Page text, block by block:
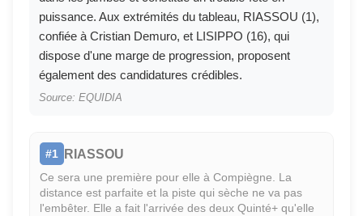
puissance. Aux extrémités du tableau, RIASSOU (1),
confiée à Cristian Demuro, et LISIPPO (16), qui
dispose d'une marge de progression, proposent
également des candidatures crédibles.
Source: EQUIDIA
#1 RIASSOU
Ce sera une première pour elle à Compiègne. La
distance est parfaite et la piste qui sèche ne va pas
l'embêter. Elle a fait l'arrivée des deux Quinté+ qu'elle